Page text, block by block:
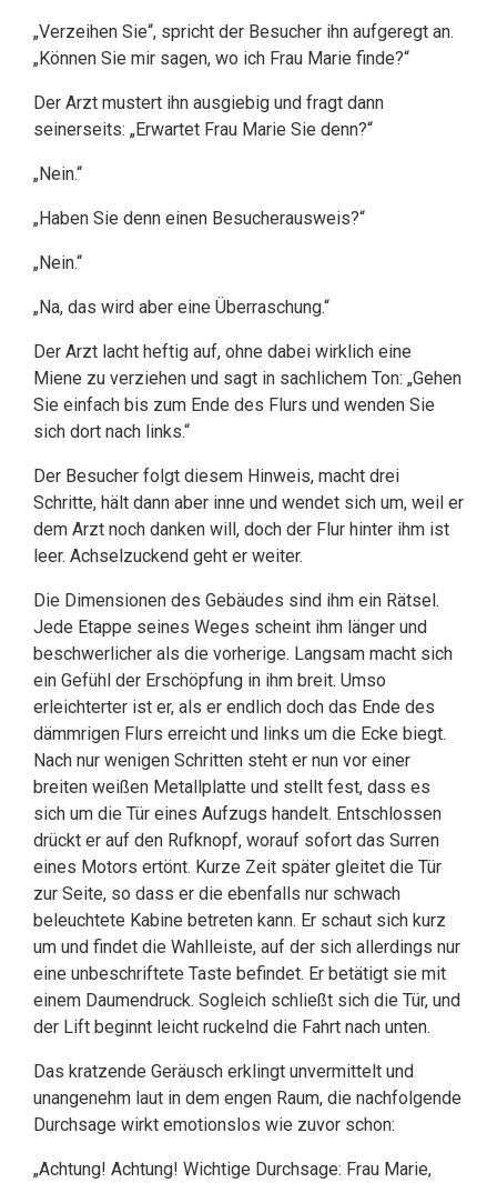
„Verzeihen Sie“, spricht der Besucher ihn aufgeregt an.
„Können Sie mir sagen, wo ich Frau Marie finde?“
Der Arzt mustert ihn ausgiebig und fragt dann
seinerseits: „Erwartet Frau Marie Sie denn?“
„Nein.“
„Haben Sie denn einen Besucherausweis?“
„Nein.“
„Na, das wird aber eine Überraschung.“
Der Arzt lacht heftig auf, ohne dabei wirklich eine
Miene zu verziehen und sagt in sachlichem Ton: „Gehen
Sie einfach bis zum Ende des Flurs und wenden Sie
sich dort nach links.“
Der Besucher folgt diesem Hinweis, macht drei
Schritte, hält dann aber inne und wendet sich um, weil er
dem Arzt noch danken will, doch der Flur hinter ihm ist
leer. Achselzuckend geht er weiter.
Die Dimensionen des Gebäudes sind ihm ein Rätsel.
Jede Etappe seines Weges scheint ihm länger und
beschwerlicher als die vorherige. Langsam macht sich
ein Gefühl der Erschöpfung in ihm breit. Umso
erleichterter ist er, als er endlich doch das Ende des
dämmrigen Flurs erreicht und links um die Ecke biegt.
Nach nur wenigen Schritten steht er nun vor einer
breiten weißen Metallplatte und stellt fest, dass es
sich um die Tür eines Aufzugs handelt. Entschlossen
drückt er auf den Rufknopf, worauf sofort das Surren
eines Motors ertönt. Kurze Zeit später gleitet die Tür
zur Seite, so dass er die ebenfalls nur schwach
beleuchtete Kabine betreten kann. Er schaut sich kurz
um und findet die Wahlleiste, auf der sich allerdings nur
eine unbeschriftete Taste befindet. Er betätigt sie mit
einem Daumendruck. Sogleich schließt sich die Tür, und
der Lift beginnt leicht ruckelnd die Fahrt nach unten.
Das kratzende Geräusch erklingt unvermittelt und
unangenehm laut in dem engen Raum, die nachfolgende
Durchsage wirkt emotionslos wie zuvor schon:
„Achtung! Achtung! Wichtige Durchsage: Frau Marie,